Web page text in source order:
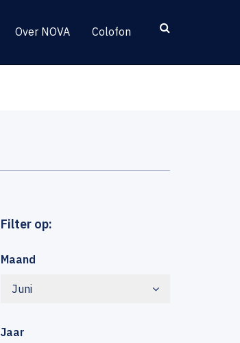
Over NOVA Colofon
Filter op:
Maand
Juni
Jaar